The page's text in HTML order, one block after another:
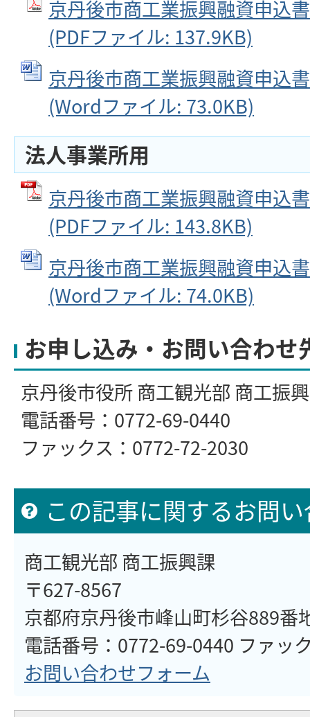
京丹後市商工業振興融資申込
(PDFファイル: 137.9KB)
京丹後市商工業振興融資申込
(Wordファイル: 73.0KB)
法人事業所用
京丹後市商工業振興融資申込
(PDFファイル: 143.8KB)
京丹後市商工業振興融資申込
(Wordファイル: 74.0KB)
お申し込み・お問い合わせ
京丹後市役所 商工観光部 商工振
電話番号：0772-69-0440
ファックス：0772-72-2030
この記事に関するお問
商工観光部 商工振興課
〒627-8567
京都府京丹後市峰山町杉谷889番
電話番号：0772-69-0440 ファッ
お問い合わせフォーム